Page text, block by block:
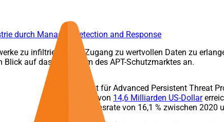
zu infiltrieren und Zugang zu wertvollen Daten zu
auf das Wachstum des APT-Schutzmarktes an.
Der Markt für Advanced Persistent Threat
Volumen von 14,6 Milliarden US-Dollar
Wachstumsrate von 16,1 % zwischen 2020